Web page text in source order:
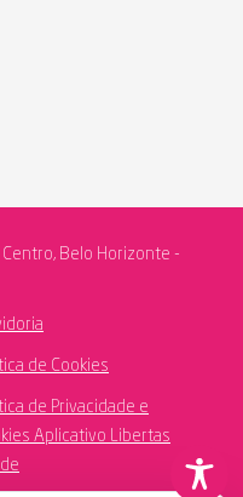
Centro, Belo Horizonte -
de Cookies
de Privacidade e
Aplicativo Libertas